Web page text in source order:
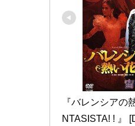
『バレンシアの
NTASISTA! ! 』